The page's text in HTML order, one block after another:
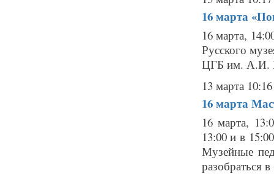
16 марта
16 марта,
Русского
ЦГБ им. А.И.
13 марта 10:16
16 марта
16 марта,
13:00 и в
Музейные
разобраться